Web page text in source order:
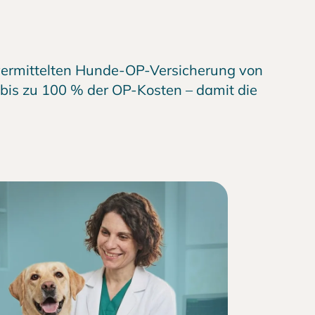
Hunde-OP-Versicherung von
zu 100 % der OP-Kosten – damit die